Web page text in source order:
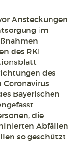
Ansteckungen
im
des RKI
des
Bayerischen
die
Abfällen
so geschützt